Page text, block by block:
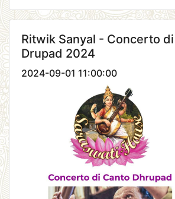
Ritwik Sanyal - Concerto
Drupad 2024
2024-09-01 11:00:00